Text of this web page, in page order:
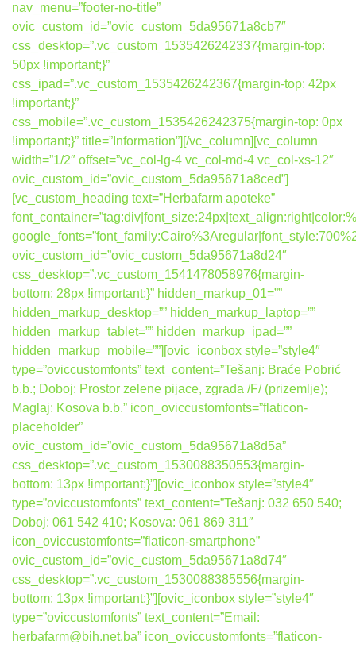
nav_menu=”footer-no-title”
ovic_custom_id=”ovic_custom_5da95671a8cb7″
css_desktop=”.vc_custom_1535426242337{margin-top:
50px !important;}”
css_ipad=”.vc_custom_1535426242367{margin-top: 42px
!important;}”
css_mobile=”.vc_custom_1535426242375{margin-top: 0px
!important;}” title=”Information”][/vc_column][vc_column
width=”1/2″ offset=”vc_col-lg-4 vc_col-md-4 vc_col-xs-12″
ovic_custom_id=”ovic_custom_5da95671a8ced”]
[vc_custom_heading text=”Herbafarm apoteke”
ovic_custom_id=”ovic_custom_5da95671a8d24″
css_desktop=”.vc_custom_1541478058976{margin-
bottom: 28px !important;}” hidden_markup_01=””
hidden_markup_desktop=”” hidden_markup_laptop=””
hidden_markup_tablet=”” hidden_markup_ipad=””
hidden_markup_mobile=””][ovic_iconbox style=”style4″
type=”oviccustomfonts” text_content=”Tešanj: Braće Pobrić
b.b.; Doboj: Prostor zelene pijace, zgrada /F/ (prizemlje);
Maglaj: Kosova b.b.” icon_oviccustomfonts=”flaticon-
placeholder”
ovic_custom_id=”ovic_custom_5da95671a8d5a”
css_desktop=”.vc_custom_1530088350553{margin-
bottom: 13px !important;}”][ovic_iconbox style=”style4″
type=”oviccustomfonts” text_content=”Tešanj: 032 650 540;
Doboj: 061 542 410; Kosova: 061 869 311″
icon_oviccustomfonts=”flaticon-smartphone”
ovic_custom_id=”ovic_custom_5da95671a8d74″
css_desktop=”.vc_custom_1530088385556{margin-
bottom: 13px !important;}”][ovic_iconbox style=”style4″
type=”oviccustomfonts” text_content=”Email:
herbafarm@bih.net.ba” icon_oviccustomfonts=”flaticon-